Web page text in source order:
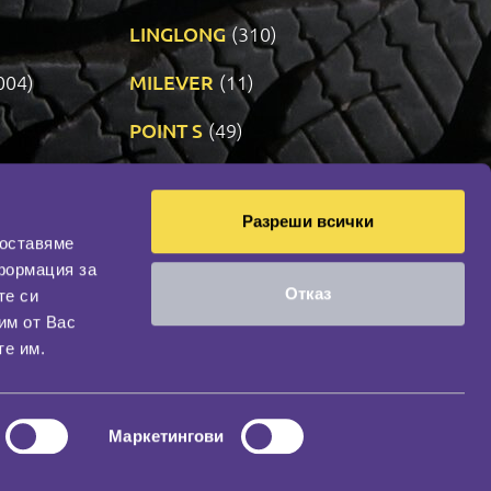
за
си
от Вас
им.
Маркетингови
Разреши всички
Отказ
LINGLONG (310)
MILEVER (11)
POINT S (49)
VREDESTEIN (470)
мрежа
НАШИЯТ БЛОГ